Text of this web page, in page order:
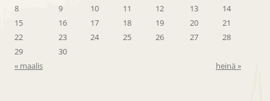
8
9 10 11 12 13
14
15
16 17 18 19 20
21
22
23 24 25 26 27
28
29
30
« maalis
heinä »